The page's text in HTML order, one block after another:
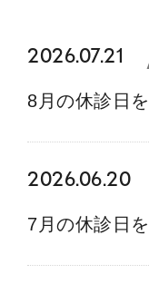
2026.07.21
8月の休診日
2026.06.20
7月の休診日